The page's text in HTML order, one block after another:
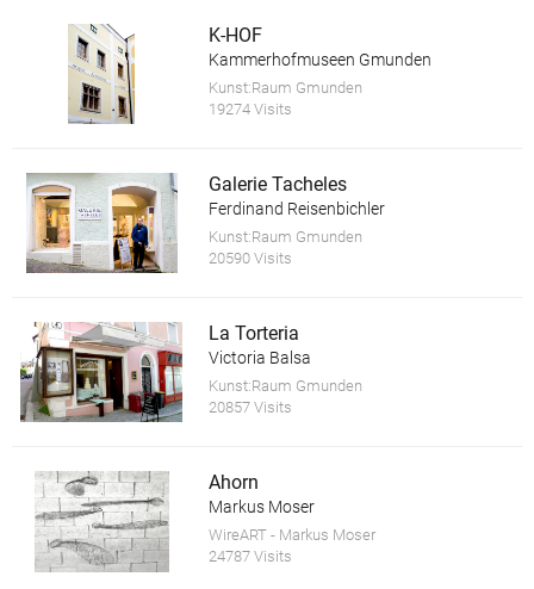
K-HOF
Kammerhofmuseen Gmunden
Kunst:Raum Gmunden
19274 Visits
Galerie Tacheles
Ferdinand Reisenbichler
Kunst:Raum Gmunden
20590 Visits
La Torteria
Victoria Balsa
Kunst:Raum Gmunden
20857 Visits
Ahorn
Markus Moser
WireART - Markus Moser
24787 Visits